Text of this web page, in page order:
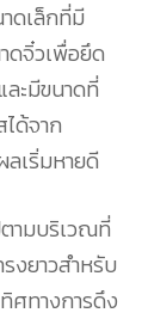
ดเล็กที่มี
ดจิ๋วเพื่อยึด
ะมีขนาดที่
ด้จาก
เริ่มหายดี
ามบริเวณที่
งยาวสำหรับ
ศทางการดึง